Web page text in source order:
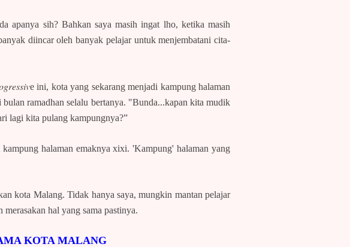
apanya sih? Bahkan saya masih ingat lho, ketika masih
diincar oleh banyak pelajar untuk menjembatani cita-
e ini, kota yang sekarang menjadi kampung halaman
ramadhan selalu bertanya. "Bunda...kapan kita mudik
lagi kita pulang kampungnya?”
halaman emaknya xixi. 'Kampung' halaman yang
kota Malang. Tidak hanya saya, mungkin mantan pelajar
hal yang sama pastinya.
KOTA MALANG